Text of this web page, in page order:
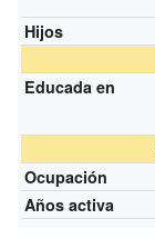
Hijos
Educada en
Ocupación
Años activa